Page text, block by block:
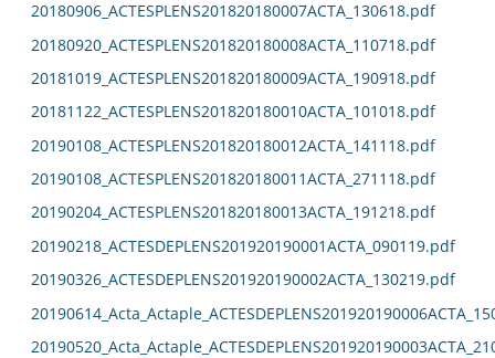
20180906_ACTESPLENS201820180007ACTA_130618.pdf
20180920_ACTESPLENS201820180008ACTA_110718.pdf
20181019_ACTESPLENS201820180009ACTA_190918.pdf
20181122_ACTESPLENS201820180010ACTA_101018.pdf
20190108_ACTESPLENS201820180012ACTA_141118.pdf
20190108_ACTESPLENS201820180011ACTA_271118.pdf
20190204_ACTESPLENS201820180013ACTA_191218.pdf
20190218_ACTESDEPLENS201920190001ACTA_090119.pdf
20190326_ACTESDEPLENS201920190002ACTA_130219.pdf